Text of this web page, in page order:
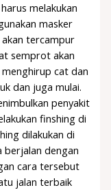
melakukan
masker
tercampur
semprot akan
cat dan
dan juga mulai.
penyakit
finshing di
dilakukan di
berjalan dengan
cara tersebut
jalan terbaik